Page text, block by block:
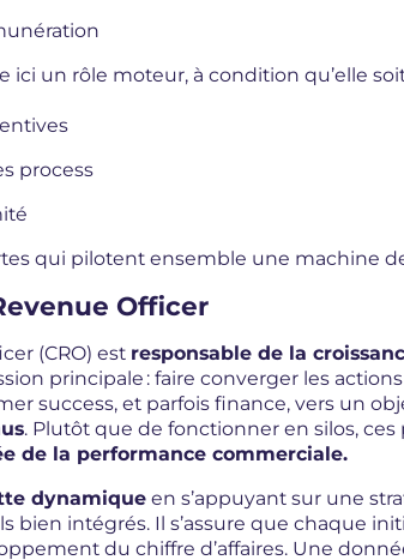
ici un rôle moteur, à condition qu’elle
process
qui pilotent ensemble une machine
Officer
(CRO) est responsable de la
principale : faire converger les
success, et parfois finance, vers un
. Plutôt que de fonctionner en silos, ces
e de la performance commerciale.
dynamique en s’appuyant sur une
bien intégrés. Il s’assure que chaque
du chiffre d’affaires. Une